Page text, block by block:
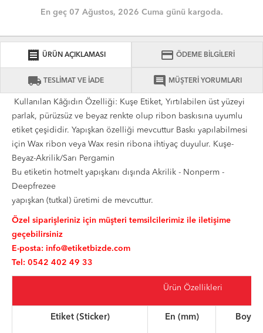
En geç 07 Ağustos, 2026 Cuma günü kargoda.
receipt ÜRÜN AÇIKLAMASI credit_card ÖDEME BİLGİLERİ
local_shipping TESLİMAT VE İADE comment MÜŞTERİ YORUMLARI
Kullanılan Kâğıdın Özelliği: Kuşe Etiket, Yırtılabilen üst yüzeyi
parlak, pürüzsüz ve beyaz renkte olup ribon baskısına uyumlu
etiket çeşididir. Yapışkan özelliği mevcuttur Baskı yapılabilmesi
için Wax ribon veya Wax resin ribona ihtiyaç duyulur. Kuşe-
Beyaz-Akrilik/Sarı Pergamin
Bu etiketin hotmelt yapışkanı dışında Akrilik - Nonperm -
Deepfrezee
yapışkan (tutkal) üretimi de mevcuttur.
Özel siparişleriniz için müşteri temsilcilerimiz ile iletişime
geçebilirsiniz
E-posta: info@etiketbizde.com
Tel: 0542 402 49 33
Ürün Özellikleri
Etiket (Sticker) En (mm) Boy